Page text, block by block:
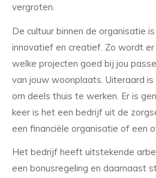
vergroten.
De cultuur binnen de organisatie
innovatief en creatief. Zo wordt
welke projecten goed bij jou
van jouw woonplaats. Uiteraard
om deels thuis te werken. Er is
keer is het een bedrijf uit de
een financiële organisatie of een
Het bedrijf heeft uitstekende
een bonusregeling en daarnaast